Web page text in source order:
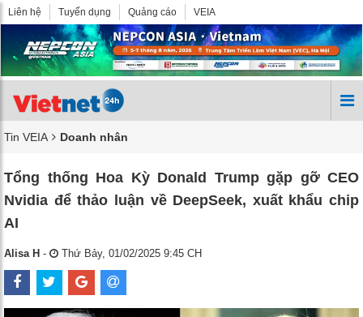
Liên hệ Tuyển dụng Quảng cáo VEIA
Tin VEIA Doanh nhân
Tổng thống Hoa Kỳ Donald Trump gặp gỡ CEO
Nvidia để thảo luận về DeepSeek, xuất khẩu chip
AI
Alisa H - Thứ Bảy, 01/02/2025 9:45 CH